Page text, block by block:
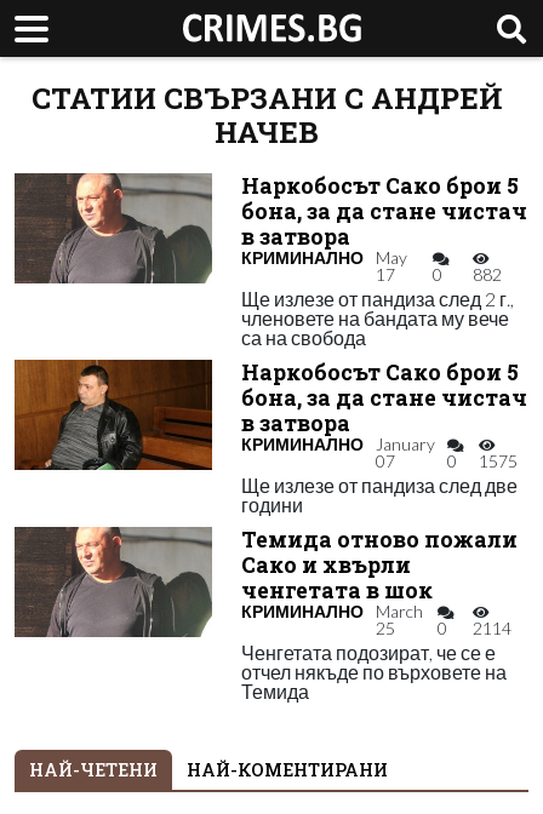
СТАТИИ СВЪРЗАНИ С АНДРЕЙ
НАЧЕВ
Наркобосът Сако брои 5
бона, за да стане чистач
в затвора
КРИМИНАЛНО
May
17
0 882
Ще излезе от пандиза след 2 г.,
членовете на бандата му вече
са на свобода
Наркобосът Сако брои 5
бона, за да стане чистач
в затвора
КРИМИНАЛНО
January
07
0 1575
Ще излезе от пандиза след две
години
Темида отново пожали
Сако и хвърли
ченгетата в шок
КРИМИНАЛНО
March
25
0 2114
Ченгетата подозират, че се е
отчел някъде по върховете на
Темида
НАЙ-ЧЕТЕНИ НАЙ-КОМЕНТИРАНИ